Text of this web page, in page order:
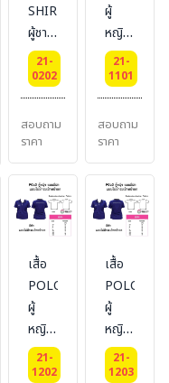
SHIRT
ผู้ชาย
ผ้า
Cotton
100%
คอกลม
21-
0202
สอบถาม
ราคา
ผู้
หญิง
แบบ
มี
กระเป๋า
หน้าอก
ซ้าย
ผ้า
TK
21-
1101
สอบถาม
ราคา
เสื้อ
POLO-
ผู้
หญิง
แบบ
ไม่มี
21-
1202
เสื้อ
POLO-
ผู้
หญิง
แบบ
ไม่มี
21-
1203